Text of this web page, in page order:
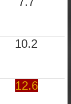
10.2
12.6